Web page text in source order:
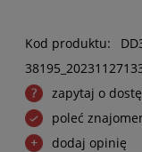
Kod produktu:
zapytaj o
poleć
dodaj opinię